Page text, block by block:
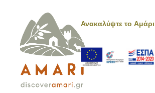
Ανακαλύψτε το Αμάρι